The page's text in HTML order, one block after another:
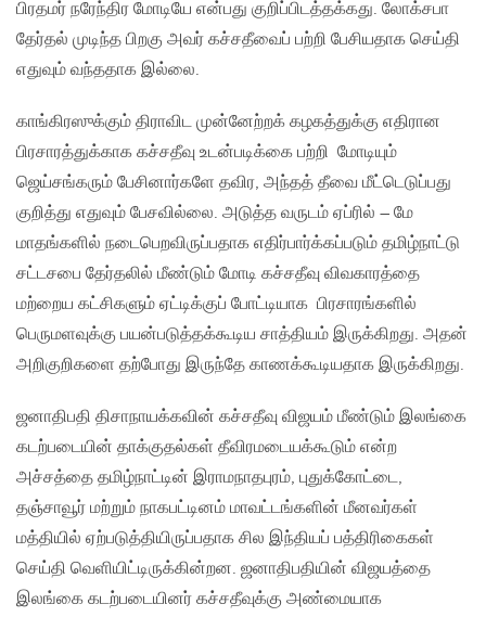
பிரதமர் நரேந்திர மோடியே என்பது குறிப்பிடத்தக்கது. லோக்சபா
தேர்தல் முடிந்த பிறகு அவர் கச்சதீவைப் பற்றி பேசியதாக செய்தி
எதுவும் வந்ததாக இல்லை.
காங்கிரஸுக்கும் திராவிட முன்னேற்றக் கழகத்துக்கு எதிரான
பிரசாரத்துக்காக கச்சதீவு உடன்படிக்கை பற்றி மோடியும்
ஜெய்சங்கரும் பேசினார்களே தவிர, அந்தத் தீவை மீட்டெடுப்பது
குறித்து எதுவும் பேசவில்லை. அடுத்த வருடம் ஏப்ரில் – மே
மாதங்களில் நடைபெறவிருப்பதாக எதிர்பார்க்கப்படும் தமிழ்நாட்டு
சட்டசபை தேர்தலில் மீண்டும் மோடி கச்சதீவு விவகாரத்தை
மற்றைய கட்சிகளும் ஏட்டிக்குப் போட்டியாக பிரசாரங்களில்
பெருமளவுக்கு பயன்படுத்தக்கூடிய சாத்தியம் இருக்கிறது. அதன்
அறிகுறிகளை தற்போது இருந்தே காணக்கூடியதாக இருக்கிறது.
ஜனாதிபதி திசாநாயக்கவின் கச்சதீவு விஜயம் மீண்டும் இலங்கை
கடற்படையின் தாக்குதல்கள் தீவிரமடையக்கூடும் என்ற
அச்சத்தை தமிழ்நாட்டின் இராமநாதபுரம், புதுக்கோட்டை,
தஞ்சாவூர் மற்றும் நாகபட்டினம் மாவட்டங்களின் மீனவர்கள்
மத்தியில் ஏற்படுத்தியிருப்பதாக சில இந்தியப் பத்திரிகைகள்
செய்தி வெளியிட்டிருக்கின்றன. ஜனாதிபதியின் விஜயத்தை
இலங்கை கடற்படையினர் கச்சதீவுக்கு அண்மையாக